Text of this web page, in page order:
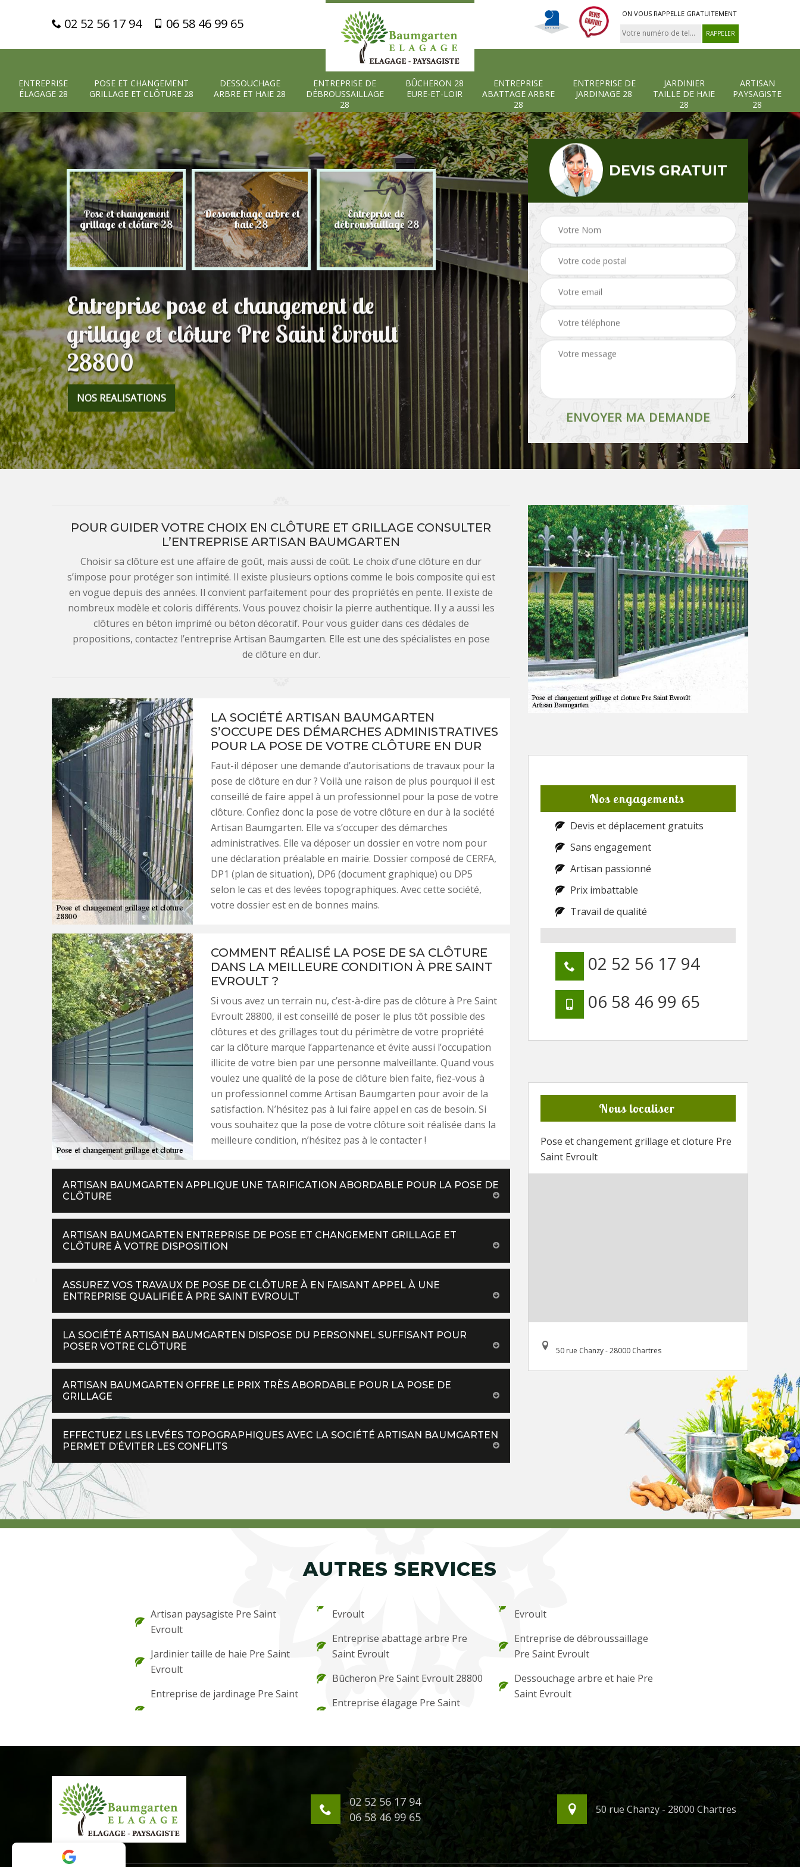
02 52 56 17 94 06 58 46 99 65
ON VOUS RAPPELLE GRATUITEMENT
ENTREPRISE
ÉLAGAGE 28
POSE ET CHANGEMENT
GRILLAGE ET CLÔTURE 28
DESSOUCHAGE
ARBRE ET HAIE 28
ENTREPRISE DE
DÉBROUSSAILLAGE
28
BÛCHERON 28
EURE-ET-LOIR
ENTREPRISE
ABATTAGE ARBRE
28
ENTREPRISE DE
JARDINAGE 28
JARDINIER
TAILLE DE HAIE
28
ARTISAN
PAYSAGISTE
28
28 Pose et changement
grillage et clôture 28
Dessouchage arbre et
haie 28
Entreprise de
débroussaillage 28
Bûcheron 28 Eure-et-
Loir
Entreprise abattage Entreprise de
jardinage 28
Entreprise pose et changement de
grillage et clôture Pre Saint Evroult
28800
NOS REALISATIONS
DEVIS GRATUIT
POUR GUIDER VOTRE CHOIX EN CLÔTURE ET GRILLAGE CONSULTER
L’ENTREPRISE ARTISAN BAUMGARTEN
Choisir sa clôture est une affaire de goût, mais aussi de coût. Le choix d’une clôture en dur
s’impose pour protéger son intimité. Il existe plusieurs options comme le bois composite qui est
en vogue depuis des années. Il convient parfaitement pour des propriétés en pente. Il existe de
nombreux modèle et coloris différents. Vous pouvez choisir la pierre authentique. Il y a aussi les
clôtures en béton imprimé ou béton décoratif. Pour vous guider dans ces dédales de
propositions, contactez l’entreprise Artisan Baumgarten. Elle est une des spécialistes en pose
de clôture en dur.
LA SOCIÉTÉ ARTISAN BAUMGARTEN
S’OCCUPE DES DÉMARCHES ADMINISTRATIVES
POUR LA POSE DE VOTRE CLÔTURE EN DUR
Faut-il déposer une demande d’autorisations de travaux pour la
pose de clôture en dur ? Voilà une raison de plus pourquoi il est
conseillé de faire appel à un professionnel pour la pose de votre
clôture. Confiez donc la pose de votre clôture en dur à la société
Artisan Baumgarten. Elle va s’occuper des démarches
administratives. Elle va déposer un dossier en votre nom pour
une déclaration préalable en mairie. Dossier composé de CERFA,
DP1 (plan de situation), DP6 (document graphique) ou DP5
selon le cas et des levées topographiques. Avec cette société,
votre dossier est en de bonnes mains.
COMMENT RÉALISÉ LA POSE DE SA CLÔTURE
DANS LA MEILLEURE CONDITION À PRE SAINT
EVROULT ?
Si vous avez un terrain nu, c’est-à-dire pas de clôture à Pre Saint
Evroult 28800, il est conseillé de poser le plus tôt possible des
clôtures et des grillages tout du périmètre de votre propriété
car la clôture marque l’appartenance et évite aussi l’occupation
illicite de votre bien par une personne malveillante. Quand vous
voulez une qualité de la pose de clôture bien faite, fiez-vous à
un professionnel comme Artisan Baumgarten pour avoir de la
satisfaction. N’hésitez pas à lui faire appel en cas de besoin. Si
vous souhaitez que la pose de votre clôture soit réalisée dans la
meilleure condition, n’hésitez pas à le contacter !
ARTISAN BAUMGARTEN APPLIQUE UNE TARIFICATION ABORDABLE POUR LA POSE DE
CLÔTURE
ARTISAN BAUMGARTEN ENTREPRISE DE POSE ET CHANGEMENT GRILLAGE ET
CLÔTURE À VOTRE DISPOSITION
ASSUREZ VOS TRAVAUX DE POSE DE CLÔTURE À EN FAISANT APPEL À UNE
ENTREPRISE QUALIFIÉE À PRE SAINT EVROULT
LA SOCIÉTÉ ARTISAN BAUMGARTEN DISPOSE DU PERSONNEL SUFFISANT POUR
POSER VOTRE CLÔTURE
ARTISAN BAUMGARTEN OFFRE LE PRIX TRÈS ABORDABLE POUR LA POSE DE
GRILLAGE
EFFECTUEZ LES LEVÉES TOPOGRAPHIQUES AVEC LA SOCIÉTÉ ARTISAN BAUMGARTEN
PERMET D’ÉVITER LES CONFLITS
Nos engagements
Devis et déplacement gratuits
Sans engagement
Artisan passionné
Prix imbattable
Travail de qualité
02 52 56 17 94
06 58 46 99 65
Nous localiser
Pose et changement grillage et cloture Pre
Saint Evroult
50 rue Chanzy - 28000 Chartres
AUTRES SERVICES
Artisan paysagiste Pre Saint
Evroult
Jardinier taille de haie Pre Saint
Evroult
Entreprise de jardinage Pre Saint
Evroult
Entreprise abattage arbre Pre
Saint Evroult
Bûcheron Pre Saint Evroult 28800
Entreprise élagage Pre Saint
Evroult
Entreprise de débroussaillage
Pre Saint Evroult
Dessouchage arbre et haie Pre
Saint Evroult
02 52 56 17 94
06 58 46 99 65
50 rue Chanzy - 28000 Chartres